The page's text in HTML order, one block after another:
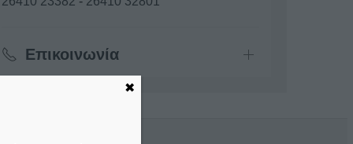
Επικοινωνία
✖